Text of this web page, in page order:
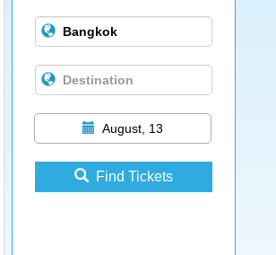
August, 13
Find Tickets